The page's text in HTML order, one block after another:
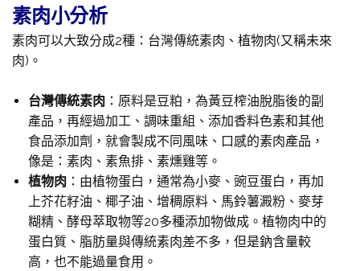
素肉小分析
素肉可以大致分成2種：台灣傳統素肉、植物肉(又稱未來
肉)。
台灣傳統素肉 ：原料是豆粕，為黃豆榨油脫脂後的副
產品，再經過加工、調味重組、添加香料色素和其他
食品添加劑，就會製成不同風味、口感的素肉產品，
像是：素肉、素魚排、素燻雞等。
植物肉 ：由植物蛋白，通常為小麥、豌豆蛋白，再加
上芥花籽油、椰子油、增稠原料、馬鈴薯澱粉、麥芽
糊精、酵母萃取物等20多種添加物做成。植物肉中的
蛋白質、脂肪量與傳統素肉差不多，但是鈉含量較
高，也不能過量食用。